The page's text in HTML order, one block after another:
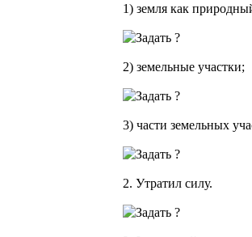
1) земля как
2) земельные участки;
3) части земельных
2. Утратил силу.